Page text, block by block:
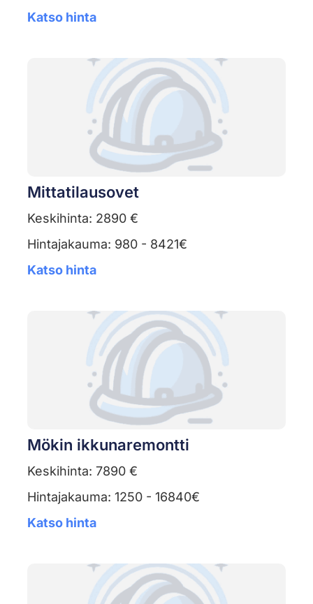
Katso hinta
Mittatilausovet
Keskihinta: 2890 €
Hintajakauma: 980 - 8421€
Katso hinta
Mökin ikkunaremontti
Keskihinta: 7890 €
Hintajakauma: 1250 - 16840€
Katso hinta